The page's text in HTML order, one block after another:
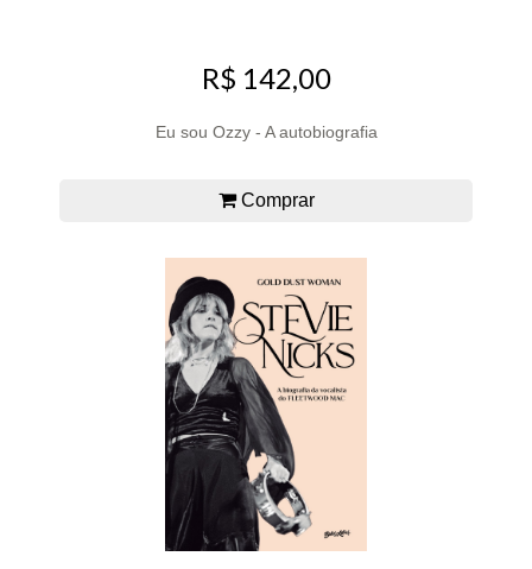
R$ 142,00
Eu sou Ozzy - A autobiografia
Comprar